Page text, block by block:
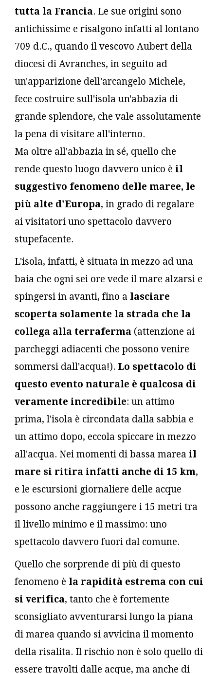
tutta la Francia. Le sue origini sono
antichissime e risalgono infatti al lontano
709 d.C., quando il vescovo Aubert della
diocesi di Avranches, in seguito ad
un'apparizione dell'arcangelo Michele,
fece costruire sull'isola un'abbazia di
grande splendore, che vale assolutamente
la pena di visitare all'interno.
Ma oltre all'abbazia in sé, quello che
rende questo luogo davvero unico è il
suggestivo fenomeno delle maree, le
più alte d'Europa, in grado di regalare
ai visitatori uno spettacolo davvero
stupefacente.
L'isola, infatti, è situata in mezzo ad una
baia che ogni sei ore vede il mare alzarsi e
spingersi in avanti, fino a lasciare
scoperta solamente la strada che la
collega alla terraferma (attenzione ai
parcheggi adiacenti che possono venire
sommersi dall'acqua!). Lo spettacolo di
questo evento naturale è qualcosa di
veramente incredibile: un attimo
prima, l'isola è circondata dalla sabbia e
un attimo dopo, eccola spiccare in mezzo
all'acqua. Nei momenti di bassa marea il
mare si ritira infatti anche di 15 km,
e le escursioni giornaliere delle acque
possono anche raggiungere i 15 metri tra
il livello minimo e il massimo: uno
spettacolo davvero fuori dal comune.
Quello che sorprende di più di questo
fenomeno è la rapidità estrema con cui
si verifica, tanto che è fortemente
sconsigliato avventurarsi lungo la piana
di marea quando si avvicina il momento
della risalita. Il rischio non è solo quello di
essere travolti dalle acque, ma anche di